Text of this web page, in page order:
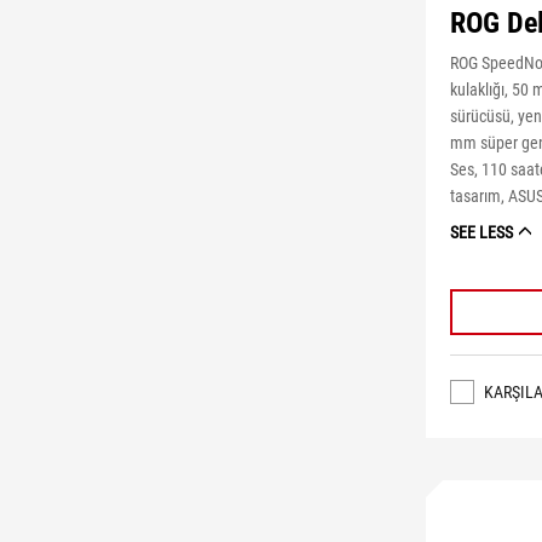
ROG
ROG
kulaklığı,
sürücüsü,
mm süper
Ses, 110
tasarım,
SEE LESS